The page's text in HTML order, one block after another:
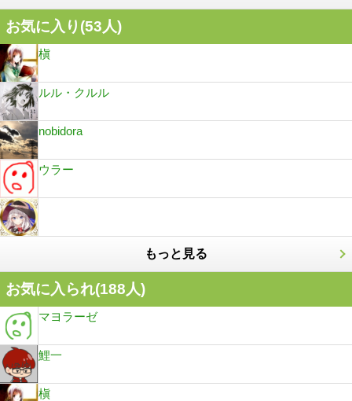
お気に入り(53人)
槇
ルル・クルル
nobidora
ウラー
もっと見る
お気に入られ(188人)
マヨラーゼ
鯉一
槇